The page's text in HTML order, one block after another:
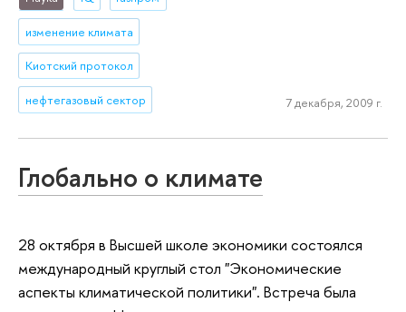
изменение климата
Киотский протокол
нефтегазовый сектор 7 декабря, 2009 г.
Глобально о климате
28 октября в Высшей школе экономики состоялся
международный круглый стол "Экономические
аспекты климатической политики". Встреча была